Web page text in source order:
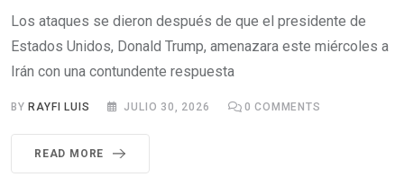
Los ataques se dieron después de que el presidente de
Estados Unidos, Donald Trump, amenazara este miércoles a
Irán con una contundente respuesta
BYRAYFI LUIS JULIO 30, 2026 0 COMMENTS
READ MORE